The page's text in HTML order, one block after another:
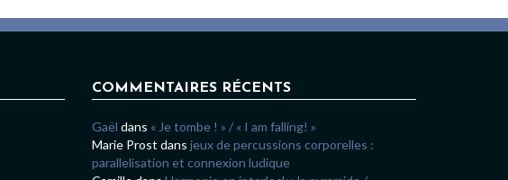
COMMENTAIRES RÉCENTS
Gaël dans « Je tombe ! » / « I am falling! »
Marie Prost dans jeux de percussions corporelles :
parallelisation et connexion ludique